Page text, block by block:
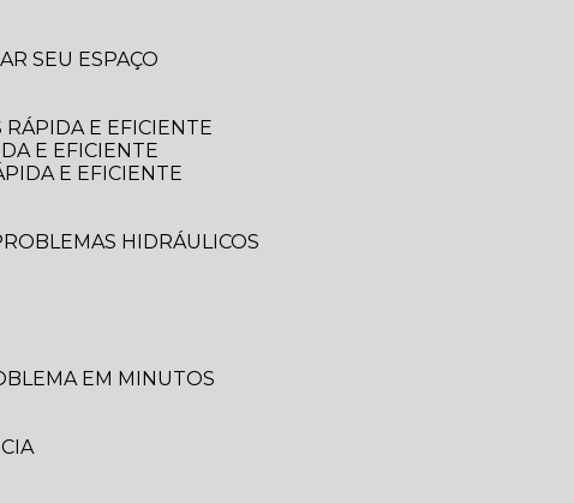
SEU ESPAÇO
RÁPIDA E EFICIENTE
E EFICIENTE
E EFICIENTE
HIDRÁULICOS
EM MINUTOS